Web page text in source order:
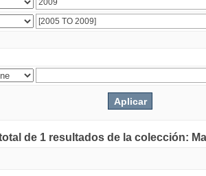
de 1 resultados de la colección: